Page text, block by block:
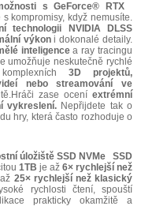
s GeForce® RTX
s kompromisy, když nemusíte.
technologii NVIDIA DLSS
výkoni dokonalé detaily.
inteligencea ray tracingu
umožňuje neskutečně rychlé
3D projektů,
nebo streamování ve
zase ocení extrémní
vykreslení. Nepřijdete tak o
hry, která často rozhoduje o
úložiště SSD NVMe
SSD
1TB je až 6× rychlejší než
25× rychlejší než klasický
rychlosti čtení, spouští
prakticky okamžitě a